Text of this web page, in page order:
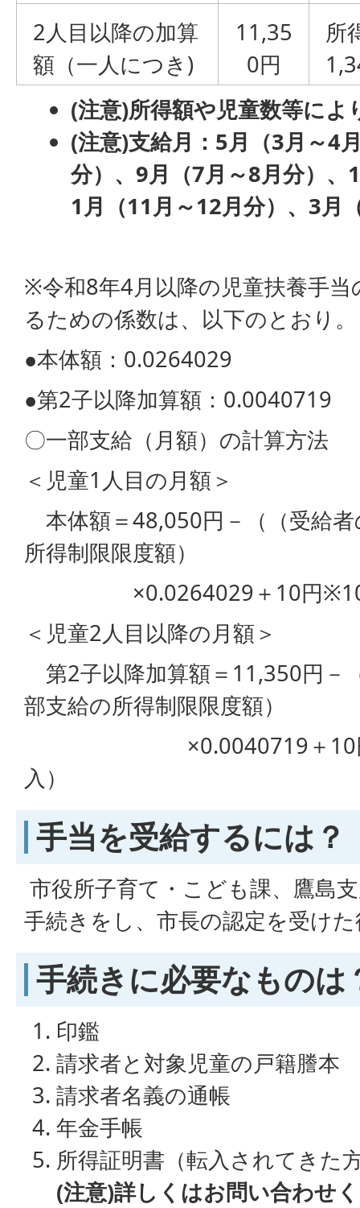
2人目以降の加算
額（一人につき)
11,35
0円
所
(注意)所得額や児童数等によ
(注意)支給月：5月（3月～4
分）、9月（7月～8月分）
1月（11月～12月分）、3月
※令和8年4月以降の児童扶養手
るための係数は、以下のとおり。
●本体額：0.0264029
●第2子以降加算額：0.0040719
〇一部支給（月額）の計算方法
＜児童1人目の月額＞
本体額＝48,050円－（（受給
所得制限限度額）
×0.0264029＋10円※10円
＜児童2人目以降の月額＞
第2子以降加算額＝11,350円－
部支給の所得制限限度額）
×0.0040719＋10円
入）
手当を受給するには？
市役所子育て・こども課、鷹島
手続きをし、市長の認定を受け
手続きに必要なものは
印鑑
請求者と対象児童の戸籍謄本
請求者名義の通帳
年金手帳
所得証明書（転入されてきた
(注意)詳しくはお問い合わせ